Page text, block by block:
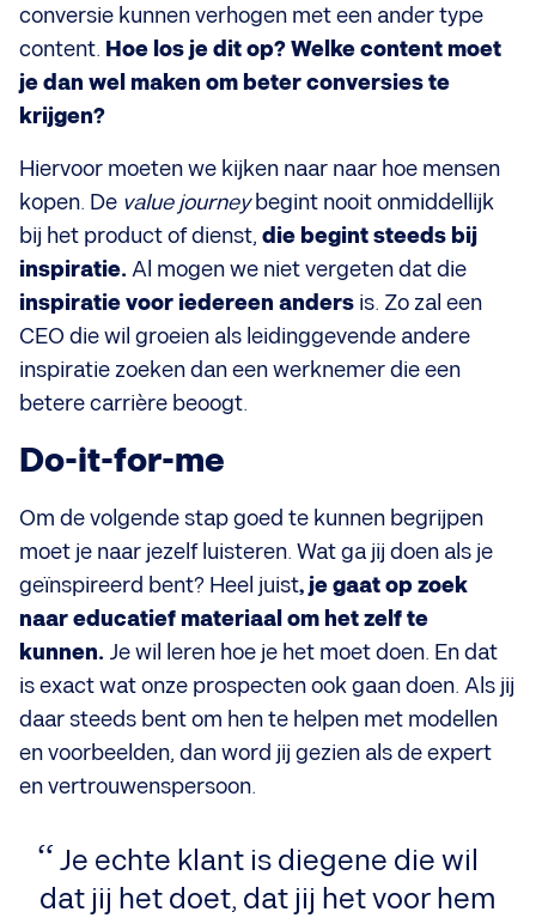
conversie kunnen verhogen met een ander type
content. Hoe los je dit op? Welke content moet
je dan wel maken om beter conversies te
krijgen?
Hiervoor moeten we kijken naar naar hoe mensen
kopen. De value journeybegint nooit onmiddellijk
bij het product of dienst, die begint steeds bij
inspiratie. Al mogen we niet vergeten dat die
inspiratie voor iedereen anders is. Zo zal een
CEO die wil groeien als leidinggevende andere
inspiratie zoeken dan een werknemer die een
betere carrière beoogt.
Do-it-for-me
Om de volgende stap goed te kunnen begrijpen
moet je naar jezelf luisteren. Wat ga jij doen als je
geïnspireerd bent? Heel juist, je gaat op zoek
naar educatief materiaal om het zelf te
kunnen. Je wil leren hoe je het moet doen. En dat
is exact wat onze prospecten ook gaan doen. Als jij
daar steeds bent om hen te helpen met modellen
en voorbeelden, dan word jij gezien als de expert
en vertrouwenspersoon.
Je echte klant is diegene die wil
dat jij het doet, dat jij het voor hem